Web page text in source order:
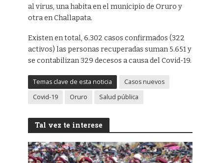
al virus, una habita en el municipio de Oruro y
otra en Challapata.
Existen en total, 6.302 casos confirmados (322
activos) las personas recuperadas suman 5.651 y
se contabilizan 329 decesos a causa del Covid-19.
Temas clave de esta noticia
Casos nuevos
Covid-19
Oruro Salud pública
Tal vez te interese